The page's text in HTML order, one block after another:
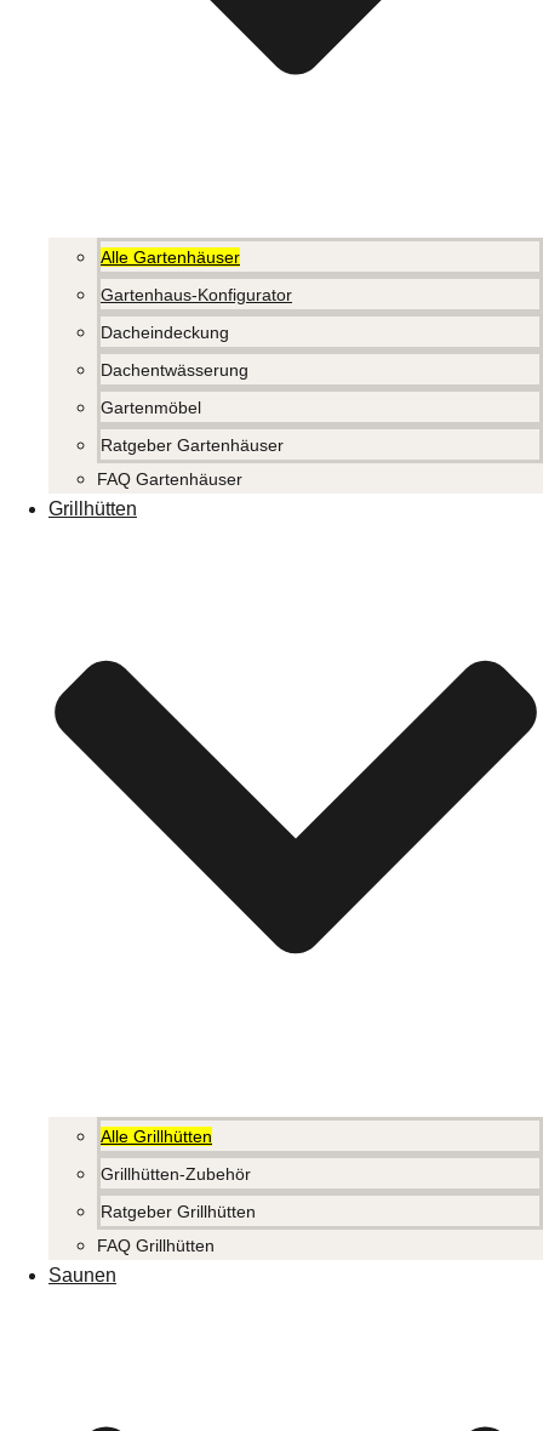
Alle Gartenhäuser
Gartenhaus-Konfigurator
Dacheindeckung
Dachentwässerung
Gartenmöbel
Ratgeber Gartenhäuser
FAQ Gartenhäuser
Grillhütten
Alle Grillhütten
Grillhütten-Zubehör
Ratgeber Grillhütten
FAQ Grillhütten
Saunen